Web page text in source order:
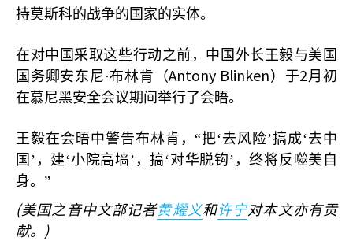
持莫斯科的战争的国家的实体。
在对中国采取这些行动之前，中国外长王毅与美国
国务卿安东尼·布林肯（Antony Blinken ）于2月初
在慕尼黑安全会议期间举行了会晤。
王毅在会晤中警告布林肯，“把‘去风险’搞成‘去中
国’，建‘小院高墙’，搞‘对华脱钩’，终将反噬美自
身。”
(美国之音中文部记者黄耀义和许宁对本文亦有贡
献。
)